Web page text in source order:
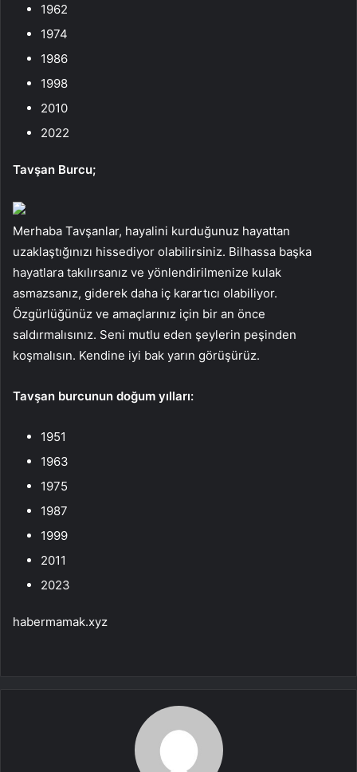
1962
1974
1986
1998
2010
2022
Tavşan Burcu;
Merhaba Tavşanlar, hayalini kurduğunuz hayattan
uzaklaştığınızı hissediyor olabilirsiniz. Bilhassa başka
hayatlara takılırsanız ve yönlendirilmenize kulak
asmazsanız, giderek daha iç karartıcı olabiliyor.
Özgürlüğünüz ve amaçlarınız için bir an önce
saldırmalısınız. Seni mutlu eden şeylerin peşinden
koşmalısın. Kendine iyi bak yarın görüşürüz.
Tavşan burcunun doğum yılları:
1951
1963
1975
1987
1999
2011
2023
habermamak.xyz